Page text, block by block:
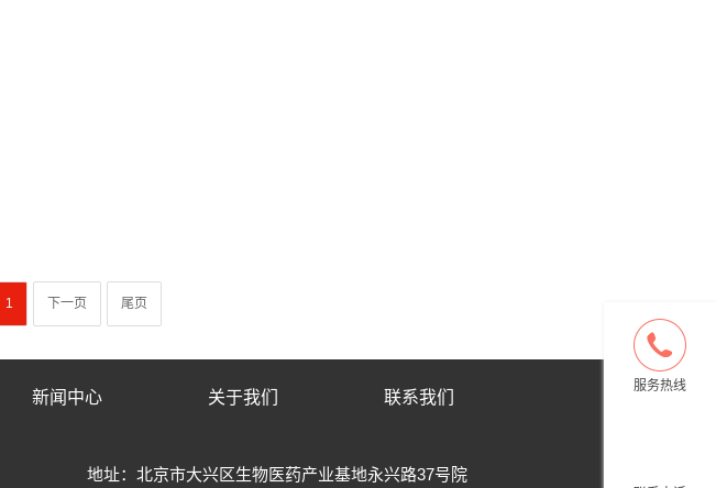
1 下一页 尾页
新闻中心 关于我们 联系我们
地址：北京市大兴区生物医药产业基地永兴路37号院
服务热线